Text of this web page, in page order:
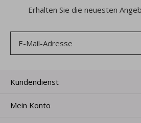
Erhalten Sie die neuesten
Kundendienst
Mein Konto